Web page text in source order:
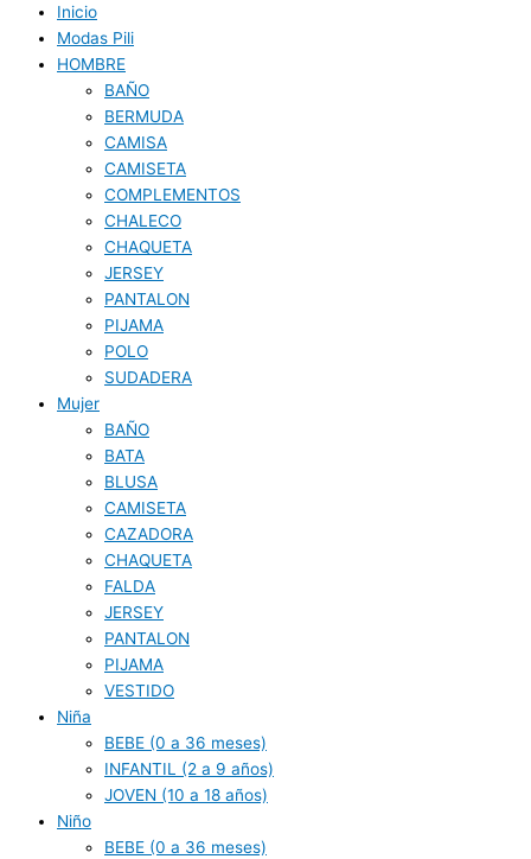
Inicio
Modas Pili
HOMBRE
BAÑO
BERMUDA
CAMISA
CAMISETA
COMPLEMENTOS
CHALECO
CHAQUETA
JERSEY
PANTALON
PIJAMA
POLO
SUDADERA
Mujer
BAÑO
BATA
BLUSA
CAMISETA
CAZADORA
CHAQUETA
FALDA
JERSEY
PANTALON
PIJAMA
VESTIDO
Niña
BEBE (0 a 36 meses)
INFANTIL (2 a 9 años)
JOVEN (10 a 18 años)
Niño
BEBE (0 a 36 meses)